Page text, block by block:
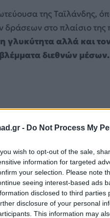
- Do Not Process My
wish to opt-out of the sale,
information for targeted
your selection. Please note
seeing interest-based ads
disclosed to third
disclosure of your personal
This information may
της Ταϊλάνδης,
στο πλαίσιο της
γλυκύτητα αλλά και
διεθνών μέσων.